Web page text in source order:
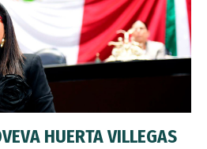
HUERTA VILLEGAS